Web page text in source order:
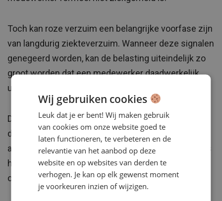
Toch kan roze verzuim een belangrijke voorfase zijn
van langdurig ziekteverzuim. Wanneer deze signalen
genegeerd worden, kan de belasting uiteindelijk zo
groot worden dat een medewerker daadwerkelijk
uitvalt.
Daarom is het zo belangrijk dat leidinggevenden
deze signalen serieus nemen en tijdig het gesprek
aangaan. Niet om te beoordelen of iemand ‘echt iets
heeft’, maar om te verkennen wat nodig is om
overbelasting te voorkomen.
Wij gebruiken cookies
Leuk dat je er bent! Wij maken gebruik
van cookies om onze website goed te
laten functioneren, te verbeteren en de
relevantie van het aanbod op deze
website en op websites van derden te
verhogen. Je kan op elk gewenst moment
je voorkeuren inzien of wijzigen.